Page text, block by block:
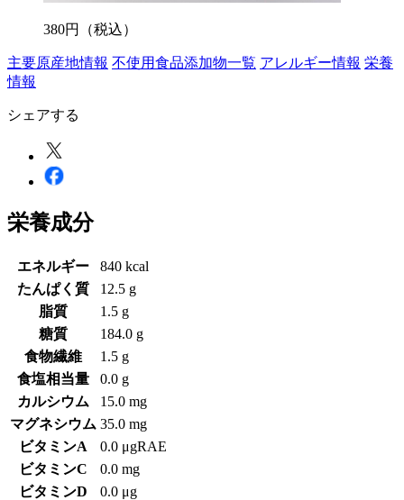
380円 （税込）
主要原産地情報 不使用食品添加物一覧 アレルギー情報 栄養
情報
シェアする
栄養成分
エネルギー
840 kcal
たんぱく質
12.5 g
脂質
1.5 g
糖質
184.0 g
食物繊維
1.5 g
食塩相当量
0.0 g
カルシウム
15.0 mg
マグネシウム 35.0 mg
ビタミンA
0.0 μgRAE
ビタミンC
0.0 mg
ビタミンD
0.0 μg